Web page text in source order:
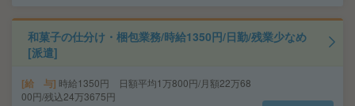
和菓子の仕分け・梱包業務/時給1350円/日勤/残業少なめ
[派遣]
給 与 時給1350円 日額平均1万800円/月額22万68
00円/残込24万3675円